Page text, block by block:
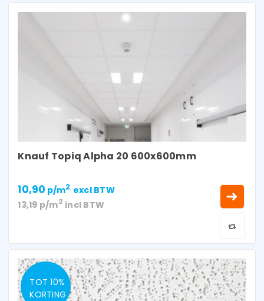
Knauf Topiq Alpha 20 600x600mm
10,90 p/m2 excl BTW
13,19 p/m2 incl BTW
TOT 10%
KORTING